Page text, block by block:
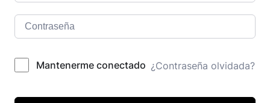
Mantenerme conectado ¿Contraseña olvidada?